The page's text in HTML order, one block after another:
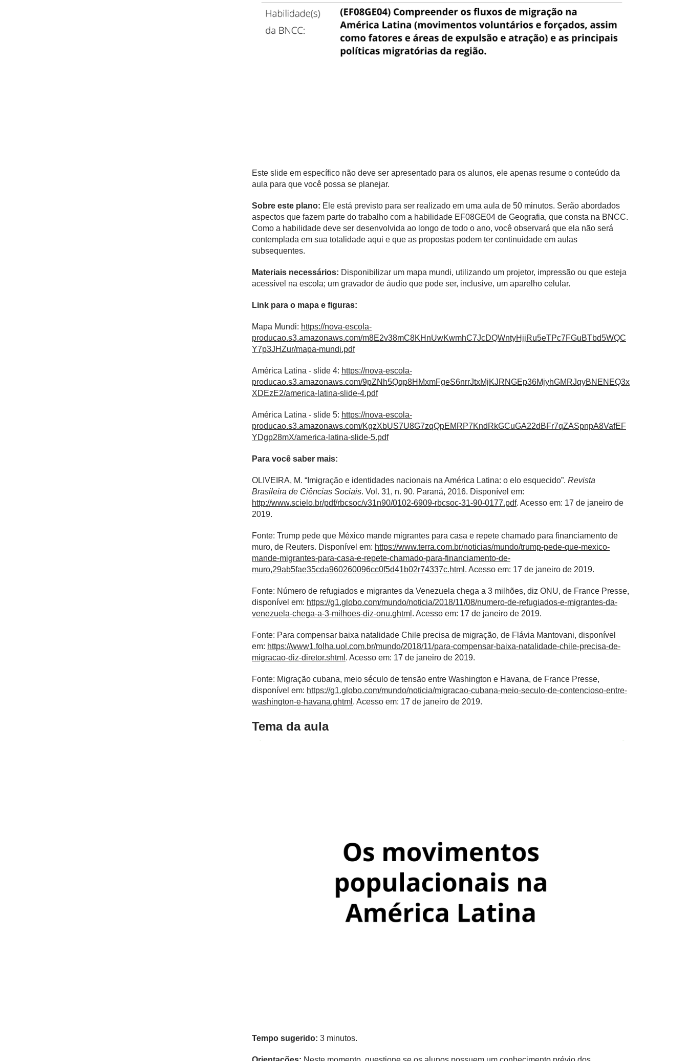
Este slide em específico não deve ser apresentado para os alunos, ele apenas resume o conteúdo da
aula para que você possa se planejar.
Sobre este plano: Ele está previsto para ser realizado em uma aula de 50 minutos. Serão abordados
aspectos que fazem parte do trabalho com a habilidade EF08GE04 de Geografia, que consta na BNCC.
Como a habilidade deve ser desenvolvida ao longo de todo o ano, você observará que ela não será
contemplada em sua totalidade aqui e que as propostas podem ter continuidade em aulas
subsequentes.
Materiais necessários: Disponibilizar um mapa mundi, utilizando um projetor, impressão ou que esteja
acessível na escola; um gravador de áudio que pode ser, inclusive, um aparelho celular.
Link para o mapa e figuras:
Mapa Mundi: https://nova-escola-
producao.s3.amazonaws.com/m8E2v38mC8KHnUwKwmhC7JcDQWntyHjjRu5eTPc7FGuBTbd5WQC
Y7p3JHZur/mapa-mundi.pdf
América Latina - slide 4: https://nova-escola-
producao.s3.amazonaws.com/9pZNh5Qqp8HMxmFgeS6nrrJtxMjKJRNGEp36MjyhGMRJqyBNENEQ3x
XDEzE2/america-latina-slide-4.pdf
América Latina - slide 5: https://nova-escola-
producao.s3.amazonaws.com/KgzXbUS7U8G7zqQpEMRP7KndRkGCuGA22dBFr7qZASpnpA8VafEF
YDgp28mX/america-latina-slide-5.pdf
Para você saber mais:
OLIVEIRA, M. “Imigração e identidades nacionais na América Latina: o elo esquecido”. Revista
Brasileira de Ciências Sociais. Vol. 31, n. 90. Paraná, 2016. Disponível em:
http://www.scielo.br/pdf/rbcsoc/v31n90/0102-6909-rbcsoc-31-90-0177.pdf. Acesso em: 17 de janeiro de
2019.
Fonte: Trump pede que México mande migrantes para casa e repete chamado para financiamento de
muro, de Reuters. Disponível em: https://www.terra.com.br/noticias/mundo/trump-pede-que-mexico-
mande-migrantes-para-casa-e-repete-chamado-para-financiamento-de-
muro,29ab5fae35cda960260096cc0f5d41b02r74337c.html . Acesso em: 17 de janeiro de 2019.
Fonte: Número de refugiados e migrantes da Venezuela chega a 3 milhões, diz ONU, de France Presse,
disponível em: https://g1.globo.com/mundo/noticia/2018/11/08/numero-de-refugiados-e-migrantes-da-
venezuela-chega-a-3-milhoes-diz-onu.ghtml . Acesso em: 17 de janeiro de 2019.
Fonte: Para compensar baixa natalidade Chile precisa de migração, de Flávia Mantovani, disponível
em: https://www1.folha.uol.com.br/mundo/2018/11/para-compensar-baixa-natalidade-chile-precisa-de-
migracao-diz-diretor.shtml . Acesso em: 17 de janeiro de 2019.
Fonte: Migração cubana, meio século de tensão entre Washington e Havana, de France Presse,
disponível em: https://g1.globo.com/mundo/noticia/migracao-cubana-meio-seculo-de-contencioso-entre-
washington-e-havana.ghtml . Acesso em: 17 de janeiro de 2019.
Tema da aula
Tempo sugerido: 3 minutos.